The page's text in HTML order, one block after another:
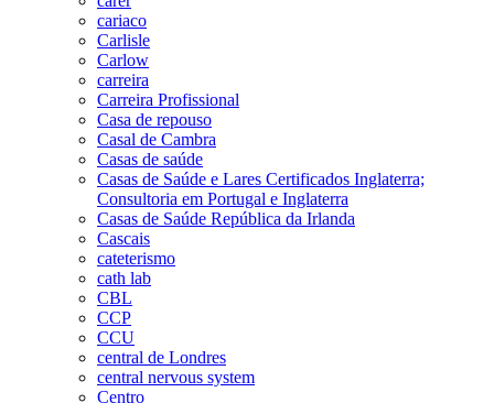
cariaco
Carlisle
Carlow
carreira
Carreira Profissional
Casa de repouso
Casal de Cambra
Casas de saúde
Casas de Saúde e Lares Certificados Inglaterra;
Consultoria em Portugal e Inglaterra
Casas de Saúde República da Irlanda
Cascais
cateterismo
cath lab
CBL
CCP
CCU
central de Londres
central nervous system
Centro